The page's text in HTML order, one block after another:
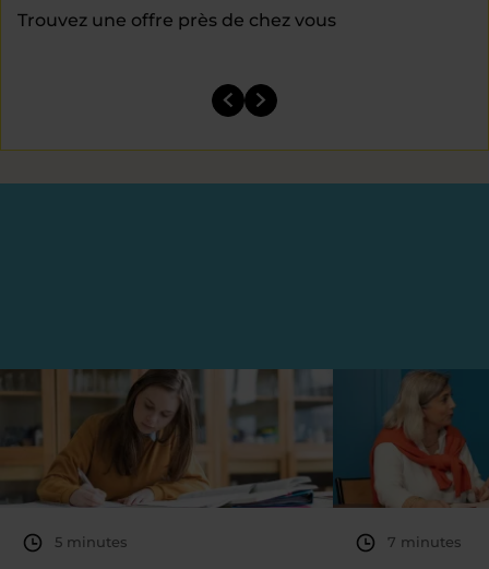
Trouvez une offre près de chez vous
5 minutes 7 minutes